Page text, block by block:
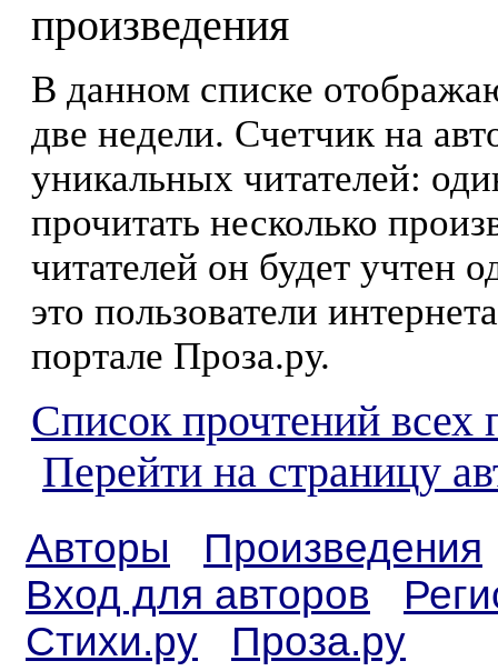
произведения
В данном списке
две недели. Счетчик на
уникальных читателей:
прочитать несколько
читателей он будет учтен
это пользователи
портале Проза.ру.
Список прочтений всех
Перейти на страницу
Авторы
Произведения
Вход для авторов
Стихи.ру
Проза.ру